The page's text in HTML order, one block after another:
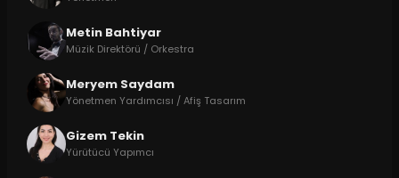
Metin Bahtiyar
Müzik Direktörü / Orkestra
Meryem Saydam
Yönetmen Yardımcısı / Afiş Tasarım
Gizem Tekin
Yürütücü Yapımcı